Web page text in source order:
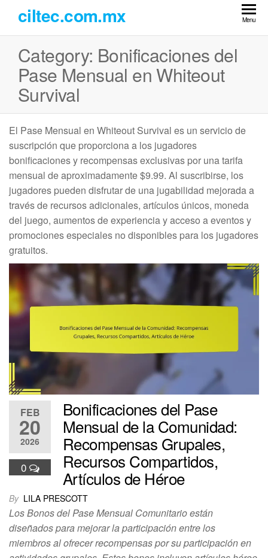
the
content
ciltec.com.mx Menu
Category: Bonificaciones del
Pase Mensual en Whiteout
Survival
El Pase Mensual en Whiteout Survival es un servicio de
suscripción que proporciona a los jugadores
bonificaciones y recompensas exclusivas por una tarifa
mensual de aproximadamente $9.99. Al suscribirse, los
jugadores pueden disfrutar de una jugabilidad mejorada a
través de recursos adicionales, artículos únicos, moneda
del juego, aumentos de experiencia y acceso a eventos y
promociones especiales no disponibles para los jugadores
gratuitos.
FEB
20
2026
0
Bonificaciones del Pase
Mensual de la Comunidad:
Recompensas Grupales,
Recursos Compartidos,
Artículos de Héroe
By LILA PRESCOTT
Los Bonos del Pase Mensual Comunitario están
diseñados para mejorar la participación entre los
miembros al ofrecer recompensas por su participación en